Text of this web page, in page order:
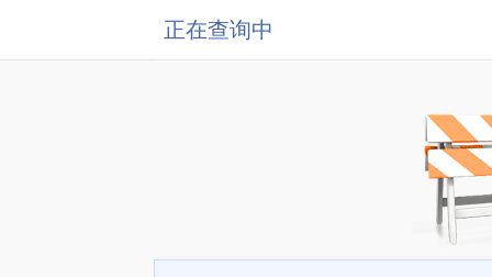
正在查询中